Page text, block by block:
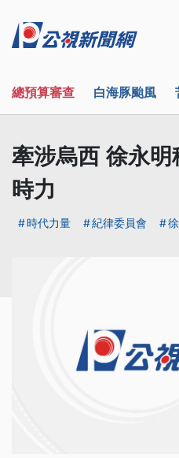
總預算審查 白海豚颱風
牽涉烏西 徐永明
時力
時代力量 紀律委員會